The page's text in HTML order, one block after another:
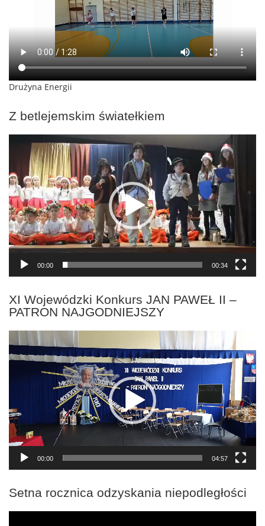
Drużyna Energii
Z betlejemskim światełkiem
Odtwarzacz
00:00 00:34
XI Wojewódzki Konkurs JAN PAWEŁ II –
PATRON NAJGODNIEJSZY
Odtwarzacz
video
00:00 04:57
Setna rocznica odzyskania niepodległości